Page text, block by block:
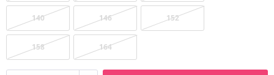
140 146 152
158 164